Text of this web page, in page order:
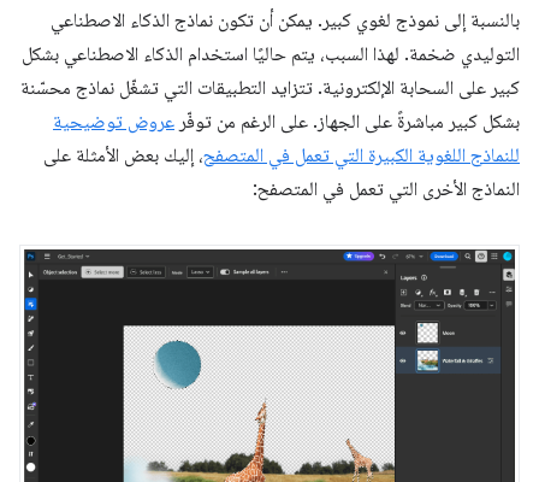
بالنسبة إلى نموذج لغوي كبير. يمكن أن تكون نماذج الذكاء الاصطناعي
التوليدي ضخمة. لهذا السبب، يتم حاليًا استخدام الذكاء الاصطناعي بشكل
كبير على السحابة الإلكترونية. تتزايد التطبيقات التي تشغّل نماذج محسّنة
بشكل كبير مباشرةً على الجهاز. على الرغم من توفّر عروض توضيحية
للنماذج اللغوية الكبيرة التي تعمل في المتصفح، إليك بعض الأمثلة على
النماذج الأخرى التي تعمل في المتصفح: